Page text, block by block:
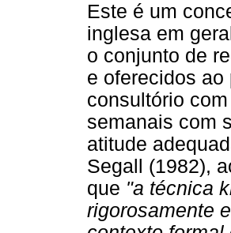
Este é um
inglesa em
o conjunto de
e oferecidos
consultório
semanais com
atitude
Segall (1982),
que "a técnica
rigorosamente